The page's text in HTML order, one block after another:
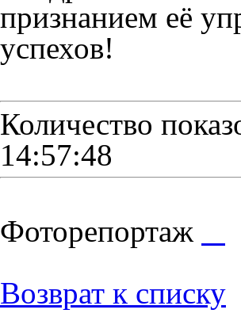
признанием её
успехов!
Количество
14:57:48
Фоторепортаж
Возврат к списку